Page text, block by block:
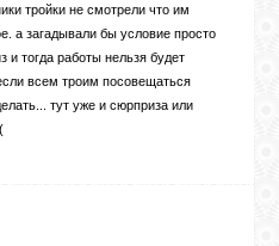
тройки не смотрели что им
а загадывали бы условие просто
и тогда работы нельзя будет
всем троим посовещаться
тут уже и сюрприза или